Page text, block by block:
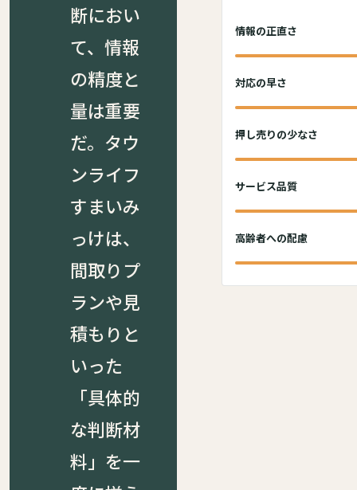
断におい
て、情報
の精度と
量は重要
だ。タウ
ンライフ
すまいみ
っけは、
間取りプ
ランや見
積もりと
いった
「具体的
な判断材
料」を一
情報の正直さ
対応の早さ
押し売りの少なさ
サービス品質
高齢者への配慮